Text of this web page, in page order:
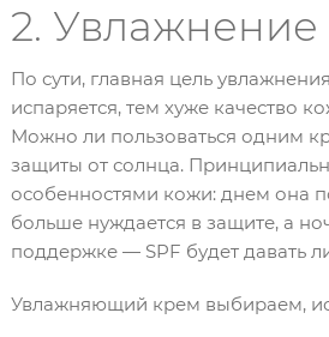
2. Увлажнение
По сути, главная цель
испаряется, тем хуже качество
Можно ли пользоваться одним
защиты от солнца.
особенностями кожи: днем она
больше нуждается в защите, а
поддержке — SPF будет давать
Увлажняющий крем выбираем,